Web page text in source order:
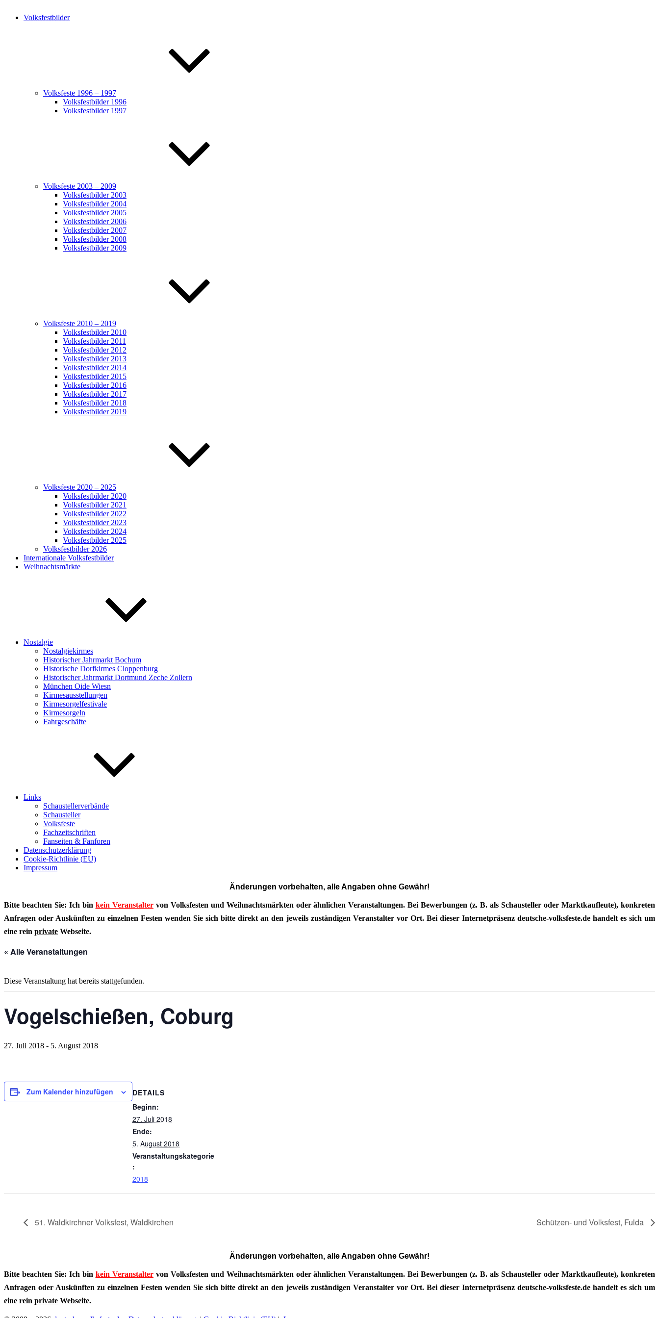
Volksfestbilder
Volksfeste 1996 – 1997
Volksfestbilder 1996
Volksfestbilder 1997
Volksfeste 2003 – 2009
Volksfestbilder 2003
Volksfestbilder 2004
Volksfestbilder 2005
Volksfestbilder 2006
Volksfestbilder 2007
Volksfestbilder 2008
Volksfestbilder 2009
Volksfeste 2010 – 2019
Volksfestbilder 2010
Volksfestbilder 2011
Volksfestbilder 2012
Volksfestbilder 2013
Volksfestbilder 2014
Volksfestbilder 2015
Volksfestbilder 2016
Volksfestbilder 2017
Volksfestbilder 2018
Volksfestbilder 2019
Volksfeste 2020 – 2025
Volksfestbilder 2020
Volksfestbilder 2021
Volksfestbilder 2022
Volksfestbilder 2023
Volksfestbilder 2024
Volksfestbilder 2025
Volksfestbilder 2026
Internationale Volksfestbilder
Weihnachtsmärkte
Nostalgie
Nostalgiekirmes
Historischer Jahrmarkt Bochum
Historische Dorfkirmes Cloppenburg
Historischer Jahrmarkt Dortmund Zeche Zollern
München Oide Wiesn
Kirmesausstellungen
Kirmesorgelfestivale
Kirmesorgeln
Fahrgeschäfte
Links
Schaustellerverbände
Schausteller
Volksfeste
Fachzeitschriften
Fanseiten & Fanforen
Datenschutzerklärung
Cookie-Richtlinie (EU)
Impressum
Änderungen vorbehalten, alle Angaben ohne Gewähr!
Bitte beachten Sie: Ich bin kein Veranstaltervon Volksfesten und Weihnachtsmärkten oder ähnlichen Veranstaltungen. Bei Bewerbungen (z. B. als Schausteller oder Marktkaufleute), konkreten
Anfragen oder Auskünften zu einzelnen Festen wenden Sie sich bitte direkt an den jeweils zuständigen Veranstalter vor Ort. Bei dieser Internetpräsenz deutsche-volksfeste.de handelt es sich um
eine rein private Webseite.
« Alle Veranstaltungen
Diese Veranstaltung hat bereits stattgefunden.
Vogelschießen, Coburg
27. Juli 2018 - 5. August 2018
Zum Kalender hinzufügen
DETAILS
Beginn:
27. Juli 2018
Ende:
5. August 2018
Veranstaltungskategorie
:
2018
51. Waldkirchner Volksfest, Waldkirchen Schützen- und Volksfest, Fulda
Änderungen vorbehalten, alle Angaben ohne Gewähr!
Bitte beachten Sie: Ich bin kein Veranstaltervon Volksfesten und Weihnachtsmärkten oder ähnlichen Veranstaltungen. Bei Bewerbungen (z. B. als Schausteller oder Marktkaufleute), konkreten
Anfragen oder Auskünften zu einzelnen Festen wenden Sie sich bitte direkt an den jeweils zuständigen Veranstalter vor Ort. Bei dieser Internetpräsenz deutsche-volksfeste.de handelt es sich um
eine rein private Webseite.